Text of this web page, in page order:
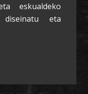
eskualdeko
diseinatu eta